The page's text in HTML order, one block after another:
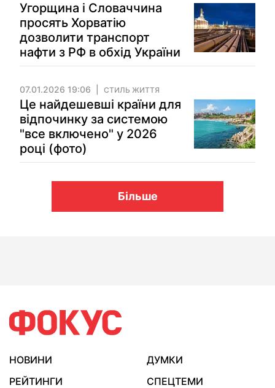
Угорщина і Словаччина
просять Хорватію
дозволити транспорт
нафти з РФ в обхід України
07.01.2026 19:06 СТИЛЬ ЖИТТЯ
Це найдешевші країни для
відпочинку за системою
"все включено" у 2026
році (фото)
Більше
НОВИНИ
ДУМКИ
РЕЙТИНГИ
СПЕЦТЕМИ